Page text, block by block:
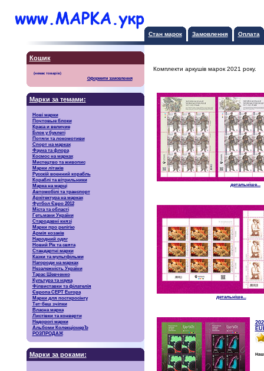
Стан марок Замовлення Оплата
Кошик
Оформити замовлення
Марки за темами:
Нові марки
Почтовые блоки
Краса и величие
Блок у буклеті
Потяги та локомотиви
Спорт на марках
Фауна та флора
Космос на марках
Мистецтво та живопис
Марки літаків
Русскiй воєнний корабль
Кораблі та вітрильники
Марка на марці
Автомобілі та транспорт
Архітектура на марках
Футбол Євро 2012
Міста та області
Гетьмани України
Стародавні князі
Марки про релігію
Армія козаків
Народний одяг
Новий Рік та свята
Стандартні марки
Казки та мультфільми
Нагороди на марках
Незалежність України
Тарас Шевченко
Культура та наука
Філвиставки та філателія
Європа CEPT Europa
Марки для посткросінгу
Тет-беш зчіпки
Власна марка
Листівки та конверти
Недорогі марки
Альбоми КолекціонерЪ
РОЗПРОДАЖ
Марки за роками:
Комплекти аркушів марок 2021 року.
детальніше...
детальніше...